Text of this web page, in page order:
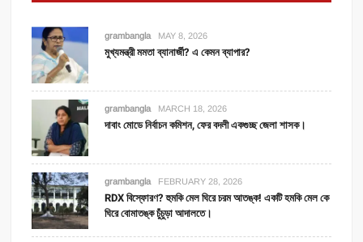
grambangla MAY 8, 2026
মুখ্যমন্ত্রী মমতা ব্যানার্জী? এ কেমন ব্যাপার?
grambangla MARCH 18, 2026
দাবাং মোডে নির্বাচন কমিশন, ফের বদলী একগুচ্ছ জেলা শাসক।
grambangla FEBRUARY 28, 2026
RDX বিস্ফোরণ? হুমকি মেল ঘিরে চরম আতঙ্ক! একটি হমকি মেল কে
ঘিরে বোমাতঙ্ক চুঁচুড়া আদালতে।